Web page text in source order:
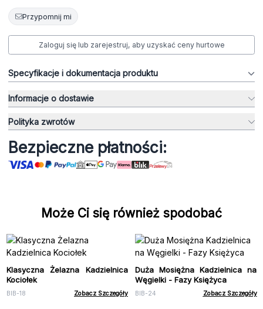
Przypomnij mi
Zaloguj się lub zarejestruj, aby uzyskać ceny hurtowe
Specyfikacje i dokumentacja produktu
Informacje o dostawie
Polityka zwrotów
Bezpieczne płatności:
Może Ci się również spodobać
Klasyczna Żelazna Kadzielnica
Kociołek
BIB-18 Zobacz Szczegóły
Duża Mosiężna Kadzielnica na
Węgielki - Fazy Księżyca
BIB-24 Zobacz Szczegóły